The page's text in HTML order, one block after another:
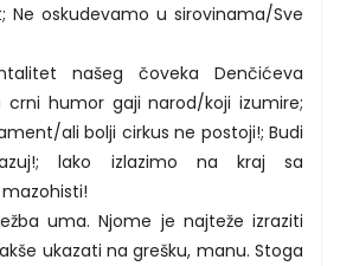
Ne oskudevamo u sirovinama/Sve
našeg čoveka Denčićeva
crni humor gaji narod/koji izumire;
ali bolji cirkus ne postoji!; Budi
lako izlazimo na kraj sa
uma. Njome je najteže izraziti
ukazati na grešku, manu. Stoga